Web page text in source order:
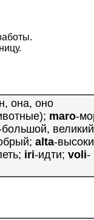
она, оно
maro-
alta-
iri-идти; voli-